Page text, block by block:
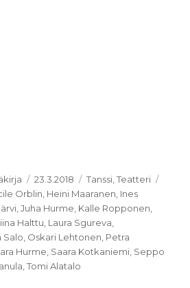
Julkaistu
23.3.2018 Kategoriat
Tanssi ,Teatteri
Orblin Heini Maaranen Ines
,Juha Hurme Kalle Ropponen
Halttu Laura Sgureva
Salo Oskari Lehtonen Petra
Hurme Saara Kotkaniemi Seppo
,Tomi Alatalo